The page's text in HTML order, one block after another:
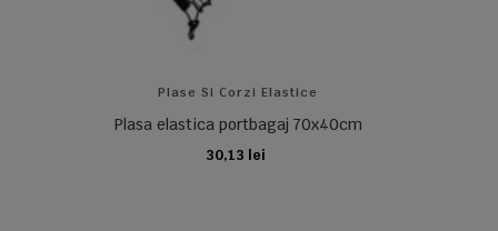
Plase Si Corzi Elastice
Plasa elastica portbagaj 70x40cm
30,13 lei
ADAUGA IN COS